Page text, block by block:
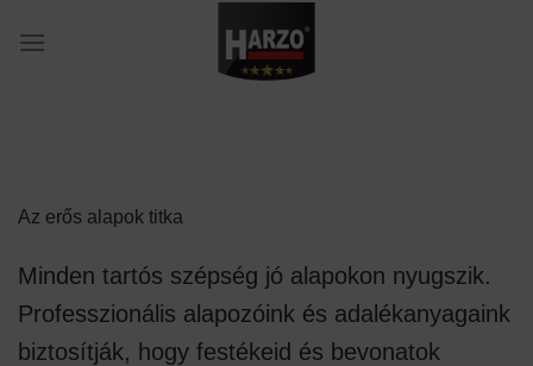
Az erős alapok titka
Minden tartós szépség jó alapokon nyugszik.
Professzionális alapozóink és adalékanyagaink
biztosítják, hogy festékeid és bevonatok